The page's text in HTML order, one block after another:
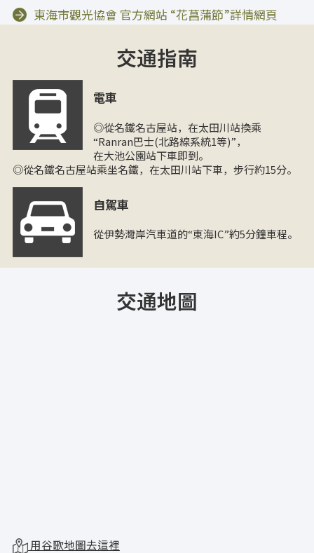
東海市觀光協會 官方網站 “花菖蒲節”詳情網頁
交通指南
電車
◎從名鐵名古屋站，在太田川站換乘
“Ranran巴士(北路線系統1等)”，
在大池公園站下車即到。
◎從名鐵名古屋站乘坐名鐵，在太田川站下車，步行約15分。
自駕車
從伊勢灣岸汽車道的“東海IC”約5分鐘車程。
交通地圖
用谷歌地圖去這裡